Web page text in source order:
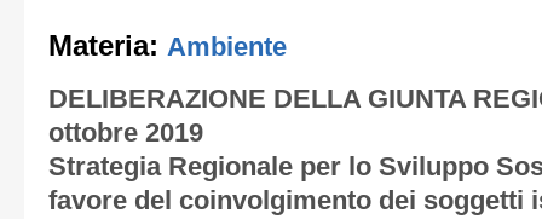
Materia: Ambiente
DELIBERAZIONE DELLA GIUNTA
ottobre 2019
Strategia Regionale per lo Sviluppo
favore del coinvolgimento dei soggetti